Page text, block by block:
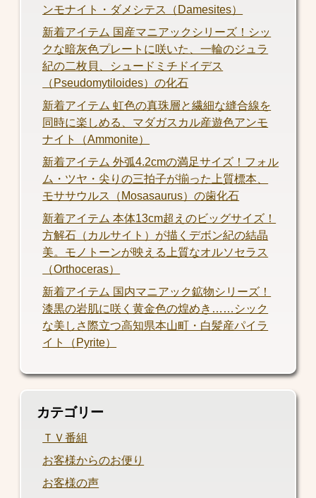
ンモナイト・ダメシテス（Damesites）
新着アイテム 国産マニアックシリーズ！シッ
クな暗灰色プレートに咲いた、一輪のジュラ
紀の二枚貝、シュードミチドイデス
（Pseudomytiloides）の化石
新着アイテム 虹色の真珠層と繊細な縫合線を
同時に楽しめる、マダガスカル産遊色アンモ
ナイト（Ammonite）
新着アイテム 外弧4.2cmの満足サイズ！フォル
ム・ツヤ・尖りの三拍子が揃った上質標本、
モササウルス（Mosasaurus）の歯化石
新着アイテム 本体13cm超えのビッグサイズ！
方解石（カルサイト）が描くデボン紀の結晶
美。モノトーンが映える上質なオルソセラス
（Orthoceras）
新着アイテム 国内マニアック鉱物シリーズ！
漆黒の岩肌に咲く黄金色の煌めき……シック
な美しさ際立つ高知県本山町・白髪産パイラ
イト（Pyrite）
カテゴリー
ＴＶ番組
お客様からのお便り
お客様の声